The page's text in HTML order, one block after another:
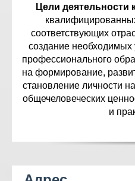
Цели деятельности
соответствующих
создание необходимых
профессионального
на формирование,
становление личности
общечеловеческих
и